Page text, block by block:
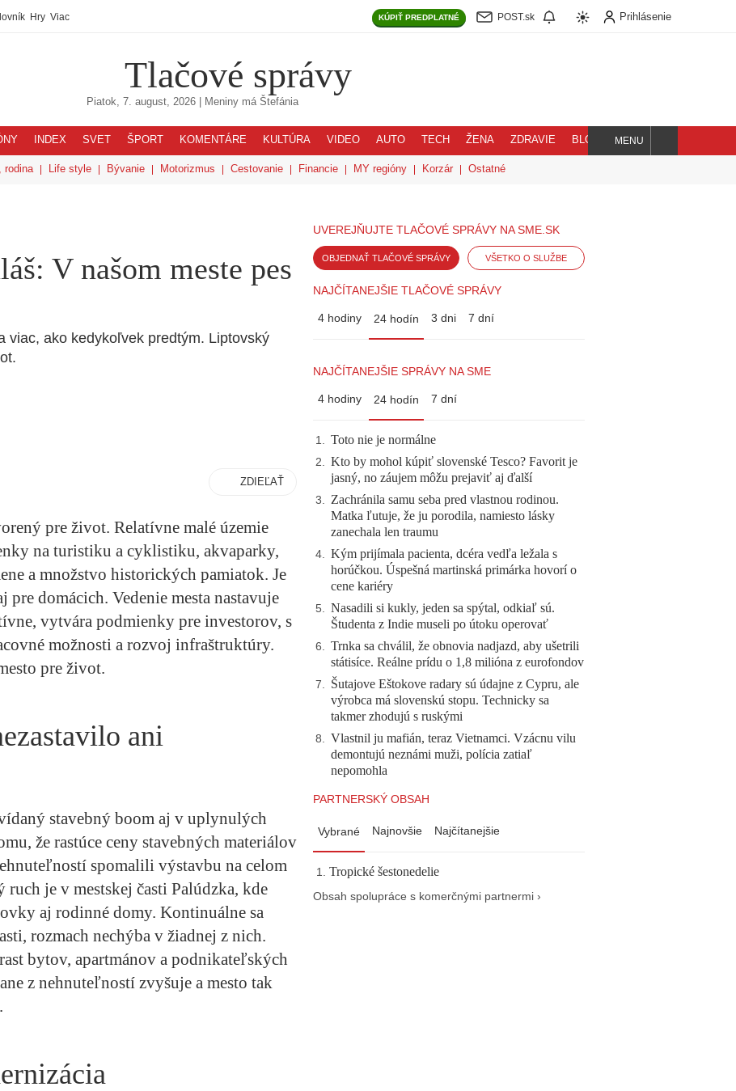
Hry Viac KÚPIŤ PREDPLATNÉ POST.sk Prihlásenie
Tlačové správy
Piatok, 7. august, 2026 | Meniny má Štefánia
INDEX SVET ŠPORT KOMENTÁRE KULTÚRA VIDEO AUTO TECH ŽENA ZDRAVIE BLOG
Hľadaj
MENU
rodina Life style Bývanie Motorizmus Cestovanie Financie MY regióny Korzár Ostatné
V našom meste pes
viac, ako kedykoľvek predtým. Liptovský
ZDIEĽAŤ
pre život. Relatívne malé územie
na turistiku a cyklistiku, akvaparky,
a množstvo historických pamiatok. Je
domácich. Vedenie mesta nastavuje
vytvára podmienky pre investorov, s
možnosti a rozvoj infraštruktúry.
pre život.
ani
stavebný boom aj v uplynulých
že rastúce ceny stavebných materiálov
spomalili výstavbu na celom
ruch je v mestskej časti Palúdzka, kde
aj rodinné domy. Kontinuálne sa
rozmach nechýba v žiadnej z nich.
bytov, apartmánov a podnikateľských
z nehnuteľností zvyšuje a mesto tak
UVEREJŇUJTE TLAČOVÉ SPRÁVY NA SME.SK
OBJEDNAŤ TLAČOVÉ SPRÁVY VŠETKO O SLUŽBE
NAJČÍTANEJŠIE TLAČOVÉ SPRÁVY
4 hodiny 24 hodín 3 dni 7 dní
NAJČÍTANEJŠIE SPRÁVY NA SME
4 hodiny 24 hodín 7 dní
1. Toto nie je normálne
2. Kto by mohol kúpiť slovenské Tesco? Favorit je
jasný, no záujem môžu prejaviť aj ďalší
3. Zachránila samu seba pred vlastnou rodinou.
Matka ľutuje, že ju porodila, namiesto lásky
zanechala len traumu
4. Kým prijímala pacienta, dcéra vedľa ležala s
horúčkou. Úspešná martinská primárka hovorí o
cene kariéry
5. Nasadili si kukly, jeden sa spýtal, odkiaľ sú.
Študenta z Indie museli po útoku operovať
6. Trnka sa chválil, že obnovia nadjazd, aby ušetrili
státisíce. Reálne prídu o 1,8 milióna z eurofondov
7. Šutajove Eštokove radary sú údajne z Cypru, ale
výrobca má slovenskú stopu. Technicky sa
takmer zhodujú s ruskými
8. Vlastnil ju mafián, teraz Vietnamci. Vzácnu vilu
demontujú neznámi muži, polícia zatiaľ
nepomohla
PARTNERSKÝ OBSAH
Vybrané Najnovšie Najčítanejšie
Tropické šestonedelie
Obsah spolupráce s komerčnými partnermi ›